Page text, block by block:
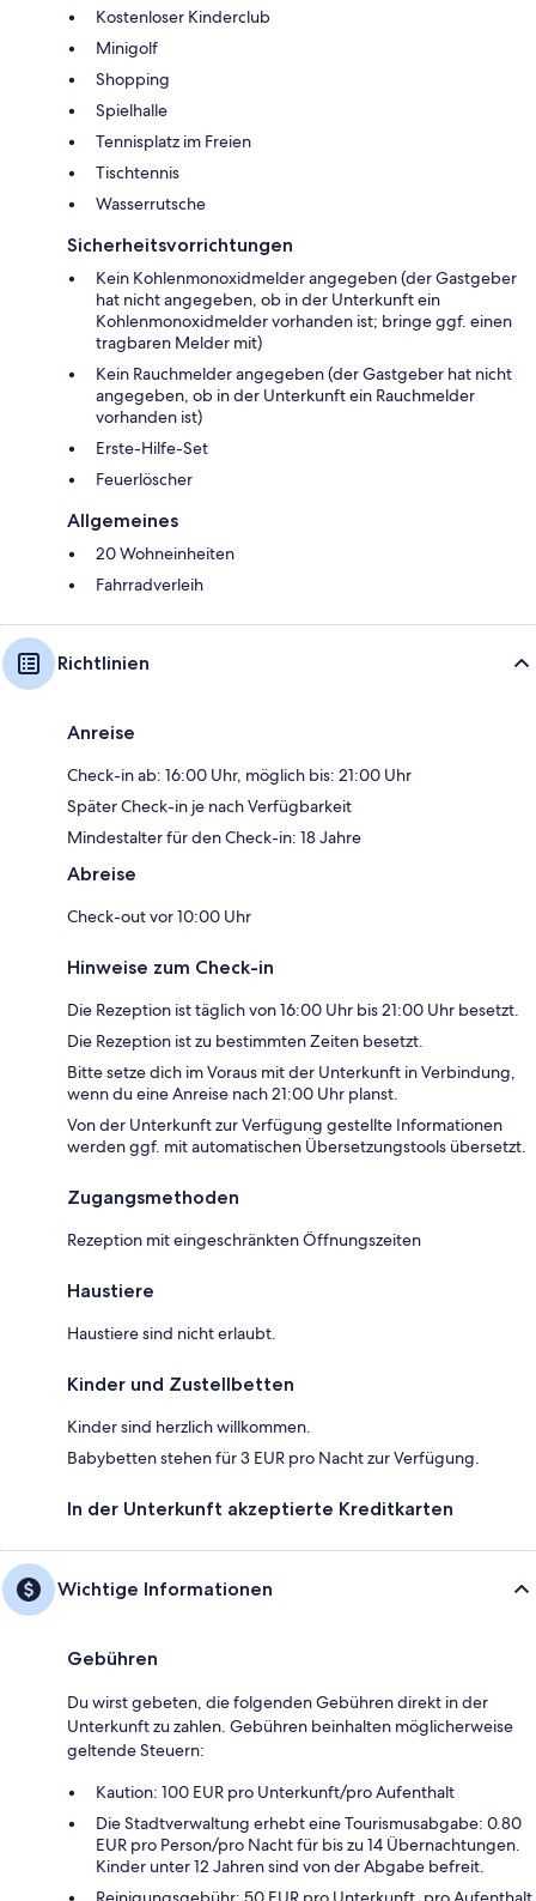
Kostenloser Kinderclub
Minigolf
Shopping
Spielhalle
Tennisplatz im Freien
Tischtennis
Wasserrutsche
Sicherheitsvorrichtungen
Kein Kohlenmonoxidmelder angegeben (der Gastgeber
hat nicht angegeben, ob in der Unterkunft ein
Kohlenmonoxidmelder vorhanden ist; bringe ggf. einen
tragbaren Melder mit)
Kein Rauchmelder angegeben (der Gastgeber hat nicht
angegeben, ob in der Unterkunft ein Rauchmelder
vorhanden ist)
Erste-Hilfe-Set
Feuerlöscher
Allgemeines
20 Wohneinheiten
Fahrradverleih
Richtlinien
Anreise
Check-in ab: 16:00 Uhr, möglich bis: 21:00 Uhr
Später Check-in je nach Verfügbarkeit
Mindestalter für den Check-in: 18 Jahre
Abreise
Check-out vor 10:00 Uhr
Hinweise zum Check-in
Die Rezeption ist täglich von 16:00 Uhr bis 21:00 Uhr besetzt.
Die Rezeption ist zu bestimmten Zeiten besetzt.
Bitte setze dich im Voraus mit der Unterkunft in Verbindung,
wenn du eine Anreise nach 21:00 Uhr planst.
Von der Unterkunft zur Verfügung gestellte Informationen
werden ggf. mit automatischen Übersetzungstools übersetzt.
Zugangsmethoden
Rezeption mit eingeschränkten Öffnungszeiten
Haustiere
Haustiere sind nicht erlaubt.
Kinder und Zustellbetten
Kinder sind herzlich willkommen.
Babybetten stehen für 3 EUR pro Nacht zur Verfügung.
In der Unterkunft akzeptierte Kreditkarten
Wichtige Informationen
Gebühren
Du wirst gebeten, die folgenden Gebühren direkt in der
Unterkunft zu zahlen. Gebühren beinhalten möglicherweise
geltende Steuern:
Kaution: 100 EUR pro Unterkunft/pro Aufenthalt
Die Stadtverwaltung erhebt eine Tourismusabgabe: 0.80
EUR pro Person/pro Nacht für bis zu 14 Übernachtungen.
Kinder unter 12 Jahren sind von der Abgabe befreit.